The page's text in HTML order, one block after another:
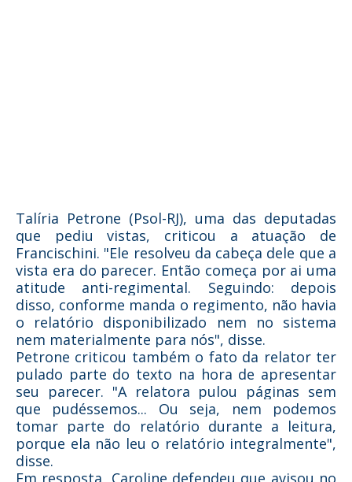
Talíria Petrone (Psol-RJ), uma das deputadas
que pediu vistas, criticou a atuação de
Francischini. "Ele resolveu da cabeça dele que a
vista era do parecer. Então começa por ai uma
atitude anti-regimental. Seguindo: depois
disso, conforme manda o regimento, não havia
o relatório disponibilizado nem no sistema
nem materialmente para nós", disse.
Petrone criticou também o fato da relator ter
pulado parte do texto na hora de apresentar
seu parecer. "A relatora pulou páginas sem
que pudéssemos... Ou seja, nem podemos
tomar parte do relatório durante a leitura,
porque ela não leu o relatório integralmente",
disse.
Em resposta, Caroline defendeu que avisou no